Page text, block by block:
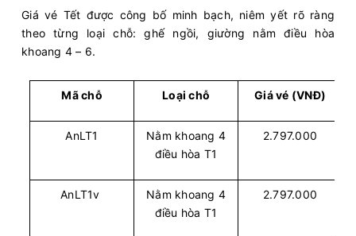
Giá vé Tết được công bố minh bạch, niêm yết rõ ràng
theo từng loại chỗ: ghế ngồi, giường nằm điều hòa
khoang 4 – 6.
Mã chỗ Loại chỗ Giá vé (VNĐ)
AnLT1
Nằm khoang 4
điều hòa T1
2.797.000
AnLT1v
Nằm khoang 4
điều hòa T1
2.797.000